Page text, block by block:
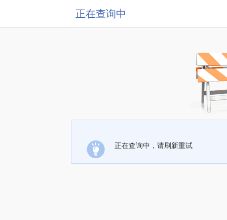
正在查询中
正在查询中，请刷新重试